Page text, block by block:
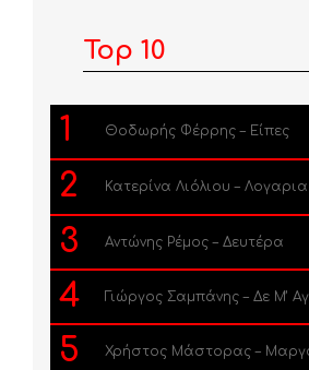
Top 10
1 Θοδωρής Φέρρης – Είπες
2 Κατερίνα Λιόλιου –
3 Αντώνης Ρέμος – Δευτέρα
4 Γιώργος Σαμπάνης – Δε Μ’
5 Χρήστος Μάστορας –